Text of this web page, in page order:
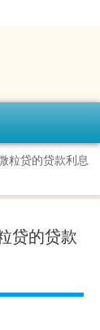
粒贷的贷款利息
贷的贷款